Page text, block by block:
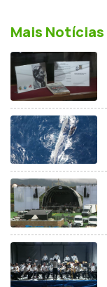
Mais Notícias